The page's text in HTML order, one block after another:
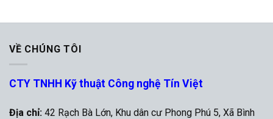
VỀ CHÚNG TÔI
CTY TNHH Kỹ thuật Công nghệ Tín Việt
Địa chỉ: 42 Rạch Bà Lớn, Khu dân cư Phong Phú 5, Xã Bình